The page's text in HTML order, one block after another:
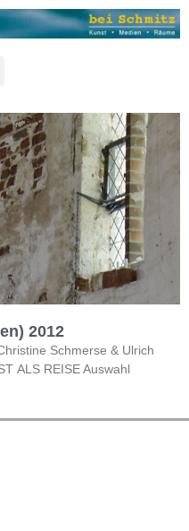
2012
Schmerse & Ulrich
ALS REISE Auswahl